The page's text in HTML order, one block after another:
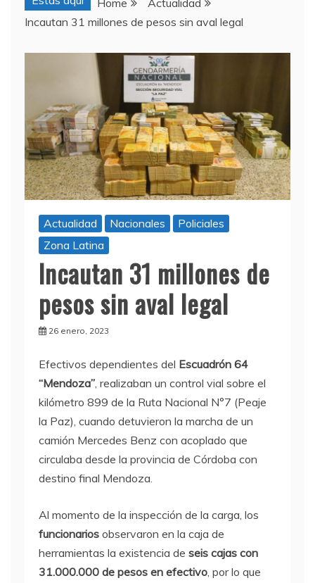
Home
Actualidad
Incautan 31 millones de pesos sin aval legal
Actualidad Nacionales
Policiales
Zona Latina
Incautan 31 millones de
pesos sin aval legal
26 enero, 2023
Efectivos dependientes del Escuadrón 64
“Mendoza”, realizaban un control vial sobre el
kilómetro 899 de la Ruta Nacional N°7 (Peaje
la Paz), cuando detuvieron la marcha de un
camión Mercedes Benz con acoplado que
circulaba desde la provincia de Córdoba con
destino final Mendoza.
Al momento de la inspección de la carga, los
funcionarios observaron en la caja de
herramientas la existencia de seis cajas con
31.000.000 de pesos en efectivo, por lo que